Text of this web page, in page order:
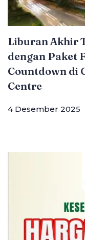
Liburan Akhir
dengan Paket
Countdown di
Centre
4 Desember 2025